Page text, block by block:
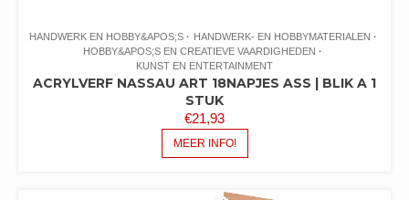
HANDWERK EN HOBBY&APOS;S
HANDWERK- EN HOBBYMATERIALEN
HOBBY&APOS;S EN CREATIEVE VAARDIGHEDEN
KUNST EN ENTERTAINMENT
ACRYLVERF NASSAU ART 18NAPJES ASS | BLIK A 1
STUK
€21,93
MEER INFO!